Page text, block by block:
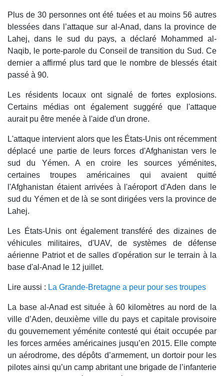
Plus de 30 personnes ont été tuées et au moins 56 autres
blessées dans l’attaque sur al-Anad, dans la province de
Lahej, dans le sud du pays, a déclaré Mohammed al-
Naqib, le porte-parole du Conseil de transition du Sud. Ce
dernier a affirmé plus tard que le nombre de blessés était
passé à 90.
Les résidents locaux ont signalé de fortes explosions.
Certains médias ont également suggéré que l'attaque
aurait pu être menée à l'aide d'un drone.
L'attaque intervient alors que les États-Unis ont récemment
déplacé une partie de leurs forces d'Afghanistan vers le
sud du Yémen. A en croire les sources yéménites,
certaines troupes américaines qui avaient quitté
l'Afghanistan étaient arrivées à l'aéroport d'Aden dans le
sud du Yémen et de là se sont dirigées vers la province de
Lahej.
Les États-Unis ont également transféré des dizaines de
véhicules militaires, d'UAV, de systèmes de défense
aérienne Patriot et de salles d'opération sur le terrain à la
base d'al-Anad le 12 juillet.
Lire aussi : La Grande-Bretagne a peur pour ses troupes
La base al-Anad est située à 60 kilomètres au nord de la
ville d’Aden, deuxième ville du pays et capitale provisoire
du gouvernement yéménite contesté qui était occupée par
les forces armées américaines jusqu’en 2015. Elle compte
un aérodrome, des dépôts d’armement, un dortoir pour les
pilotes ainsi qu’un camp abritant une brigade de l’infanterie